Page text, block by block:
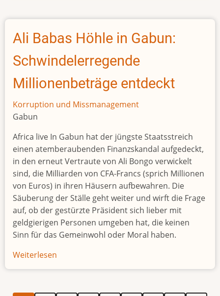
Libreville
Ali Babas Höhle in Gabun:
Schwindelerregende
Millionenbeträge entdeckt
Korruption und Missmanagement
Gabun
Africa live In Gabun hat der jüngste Staatsstreich
einen atemberaubenden Finanzskandal aufgedeckt,
in den erneut Vertraute von Ali Bongo verwickelt
sind, die Milliarden von CFA-Francs (sprich Millionen
von Euros) in ihren Häusern aufbewahren. Die
Säuberung der Ställe geht weiter und wirft die Frage
auf, ob der gestürzte Präsident sich lieber mit
geldgierigen Personen umgeben hat, die keinen
Sinn für das Gemeinwohl oder Moral haben.
Weiterlesen
Ali
Höhle